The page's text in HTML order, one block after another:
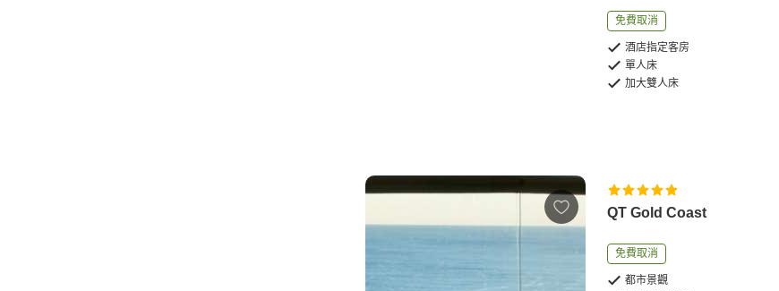
免費取消
酒店指定客房
單人床
加大雙人床
QT Gold Coast
免費取消
都市景觀